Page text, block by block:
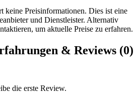
keine Preisinformationen. Dies ist eine
und Dienstleister. Alternativ
um aktuelle Preise zu erfahren.
& Reviews (0)
die erste Review.